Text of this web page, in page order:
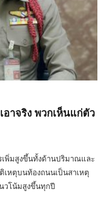
อาจริง พวกเห็นแก่ตัว
พิ่มสูงขึ้นทั้งด้านปริมาณและ
เหตุบนท้องถนนเป็นสาเหตุ
วโน้มสูงขึ้นทุกปี